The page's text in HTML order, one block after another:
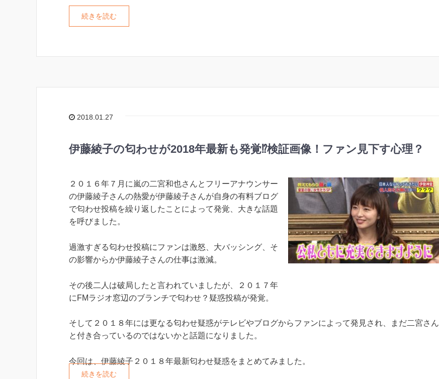
続きを読む
2018.01.27
伊藤綾子の匂わせが2018年最新も発覚⁉︎検証画像！ファン見下す心理？
２０１６年７月に嵐の二宮和也さんとフリーアナウンサー
の伊藤綾子さんの熱愛が伊藤綾子さんが自身の有料ブログ
で匂わせ投稿を繰り返したことによって発覚、大きな話題
を呼びました。
過激すぎる匂わせ投稿にファンは激怒、大バッシング、そ
の影響からか伊藤綾子さんの仕事は激減。
その後二人は破局したと言われていましたが、２０１７年
にFMラジオ窓辺のブランチで匂わせ？疑惑投稿が発覚。
そして２０１８年には更なる匂わせ疑惑がテレビやブログからファンによって発見され、まだ二宮さん
と付き合っているのではないかと話題になりました。
今回は、伊藤綾子２０１８年最新匂わせ疑惑をまとめてみました。
続きを読む